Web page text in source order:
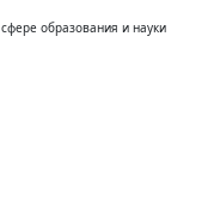
образования и науки